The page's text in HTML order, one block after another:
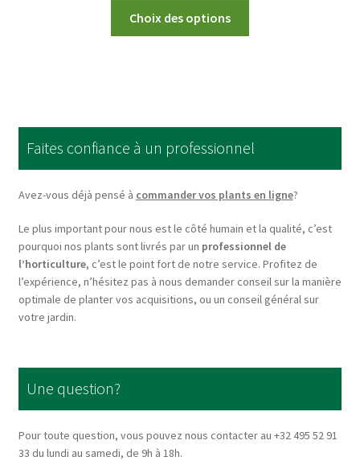
Choix des options
options
may
be
chosen
the
product
page
Faites confiance à un professionnel
Avez-vous déjà pensé à commander vos plants en ligne?
Le plus important pour nous est le côté humain et la qualité, c’est
pourquoi nos plants sont livrés par un professionnel de
l’horticulture, c’est le point fort de notre service. Profitez de
l’expérience, n’hésitez pas à nous demander conseil sur la manière
optimale de planter vos acquisitions, ou un conseil général sur
votre jardin.
Une question?
Pour toute question, vous pouvez nous contacter au +32 495 52 91
33 du lundi au samedi, de 9h à 18h.